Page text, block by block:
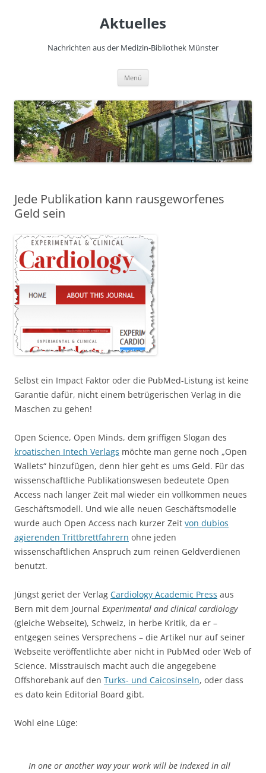
Aktuelles
Nachrichten aus der Medizin-Bibliothek Münster
Menü
Jede Publikation kann rausgeworfenes
Geld sein
Selbst ein Impact Faktor oder die PubMed-Listung ist keine
Garantie dafür, nicht einem betrügerischen Verlag in die
Maschen zu gehen!
Open Science, Open Minds, dem griffigen Slogan des
kroatischen Intech Verlags möchte man gerne noch „Open
Wallets“ hinzufügen, denn hier geht es ums Geld. Für das
wissenschaftliche Publikationswesen bedeutete Open
Access nach langer Zeit mal wieder ein vollkommen neues
Geschäftsmodell. Und wie alle neuen Geschäftsmodelle
wurde auch Open Access nach kurzer Zeit von dubios
agierenden Trittbrettfahrern ohne jeden
wissenschaftlichen Anspruch zum reinen Geldverdienen
benutzt.
Jüngst geriet der Verlag Cardiology Academic Press aus
Bern mit dem Journal Experimental and clinical cardiology
(gleiche Webseite), Schweiz, in herbe Kritik, da er –
entgegen seines Versprechens – die Artikel nur auf seiner
Webseite veröffentlichte aber nicht in PubMed oder Web of
Science. Misstrauisch macht auch die angegebene
Offshorebank auf den Turks- und Caicosinseln, oder dass
es dato kein Editorial Board gibt.
Wohl eine Lüge:
In one or another way your work will be indexed in all